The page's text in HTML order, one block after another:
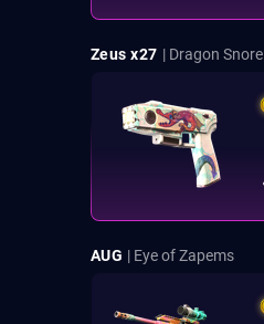
Zeus x27 | Dragon Snore
AUG | Eye of Zapems